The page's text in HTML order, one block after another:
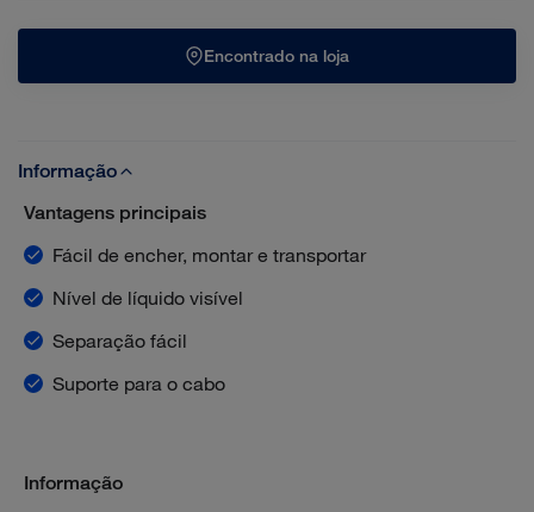
Encontrado na loja
Informação
Vantagens principais
Fácil de encher, montar e transportar
Nível de líquido visível
Separação fácil
Suporte para o cabo
Informação